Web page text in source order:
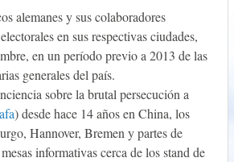
alemanes y sus colaboradores
en sus respectivas ciudades,
en un período previo a 2013 de las
generales del país.
sobre la brutal persecución a
) desde hace 14 años en China, los
Hannover, Bremen y partes de
informativas cerca de los stand de